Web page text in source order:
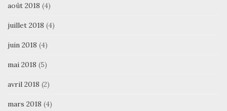
août 2018 (4)
juillet 2018 (4)
juin 2018 (4)
mai 2018 (5)
avril 2018 (2)
mars 2018 (4)